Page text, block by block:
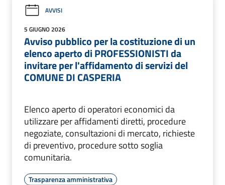
AVVISI
5 GIUGNO 2026
Avviso pubblico per la costituzione di un
elenco aperto di PROFESSIONISTI da
invitare per l'affidamento di servizi del
COMUNE DI CASPERIA
Elenco aperto di operatori economici da
utilizzare per affidamenti diretti, procedure
negoziate, consultazioni di mercato, richieste
di preventivo, procedure sotto soglia
comunitaria.
Trasparenza amministrativa